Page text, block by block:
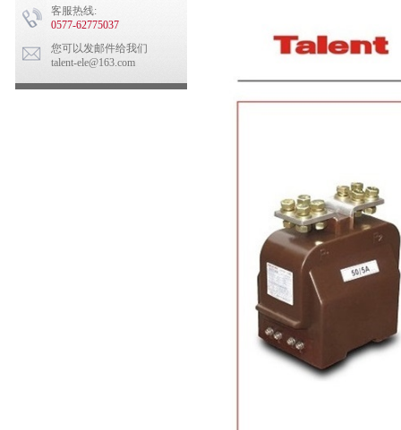
客服热线:
0577-62775037
您可以发邮件给我们
talent-ele@163.com